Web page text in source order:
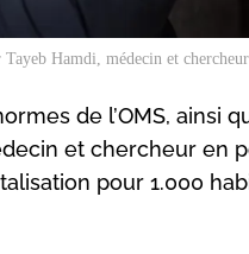
Hamdi, médecin et
de l’OMS, ainsi
et chercheur en
pour 1.000